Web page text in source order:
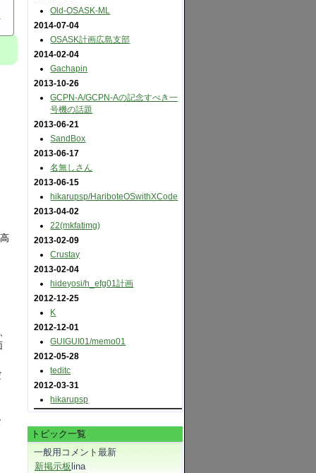
Old-OSASK-ML
2014-07-04
OSASK計画広島支部
2014-02-04
Gachapin
2013-10-26
GCPN-A​/GCPN-Aの記念すべき一
号機の話題
2013-06-21
SandBox
2013-06-17
名無しさん
2013-06-15
hikarupsp​/HariboteOSwithXCode
2013-04-02
22(mkfatimg)
2013-02-09
Crustay
2013-02-04
hideyosi​/h_efg01計画
2012-12-25
K
2012-12-01
GUIGUI01​/memo01
2012-05-28
teditc
2012-03-31
hikarupsp
トピック一覧
一般用コメント最新
新掲示板lina